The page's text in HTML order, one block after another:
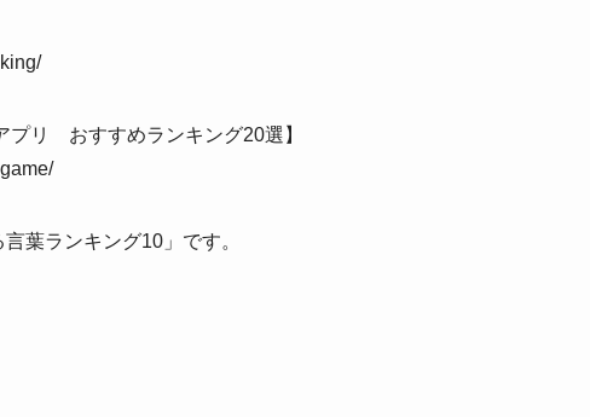
プリ おすすめランキング20選】
葉ランキング10」です。